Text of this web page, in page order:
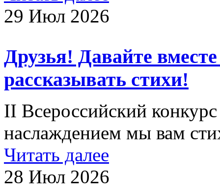
29 Июл 2026
Друзья! Давайте
рассказывать стихи!
II Всероссийский
наслаждением мы вам
Читать далее
28 Июл 2026